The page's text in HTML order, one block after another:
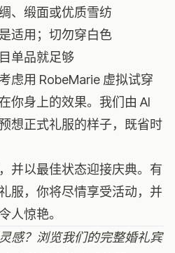
、缎面或优质雪纺
适用；切勿穿白色
单品就足够
虑用 RobeMarie 虚拟试穿
你身上的效果。我们由 AI
想正式礼服的样子，既省时
并以最佳状态迎接庆典。有
服，你将尽情享受活动，并
人惊艳。
感？浏览我们的完整婚礼宾